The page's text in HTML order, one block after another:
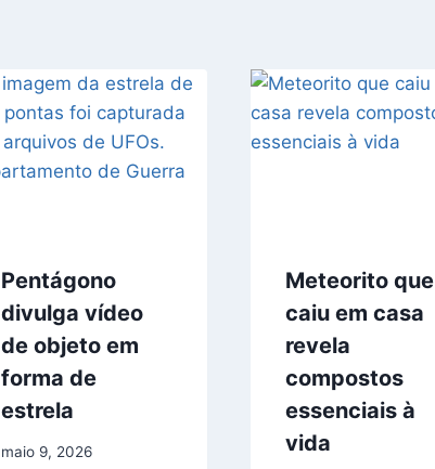
Pentágono
divulga vídeo
de objeto em
forma de
estrela
maio 9, 2026
Meteorito que
caiu em casa
revela
compostos
essenciais à
vida